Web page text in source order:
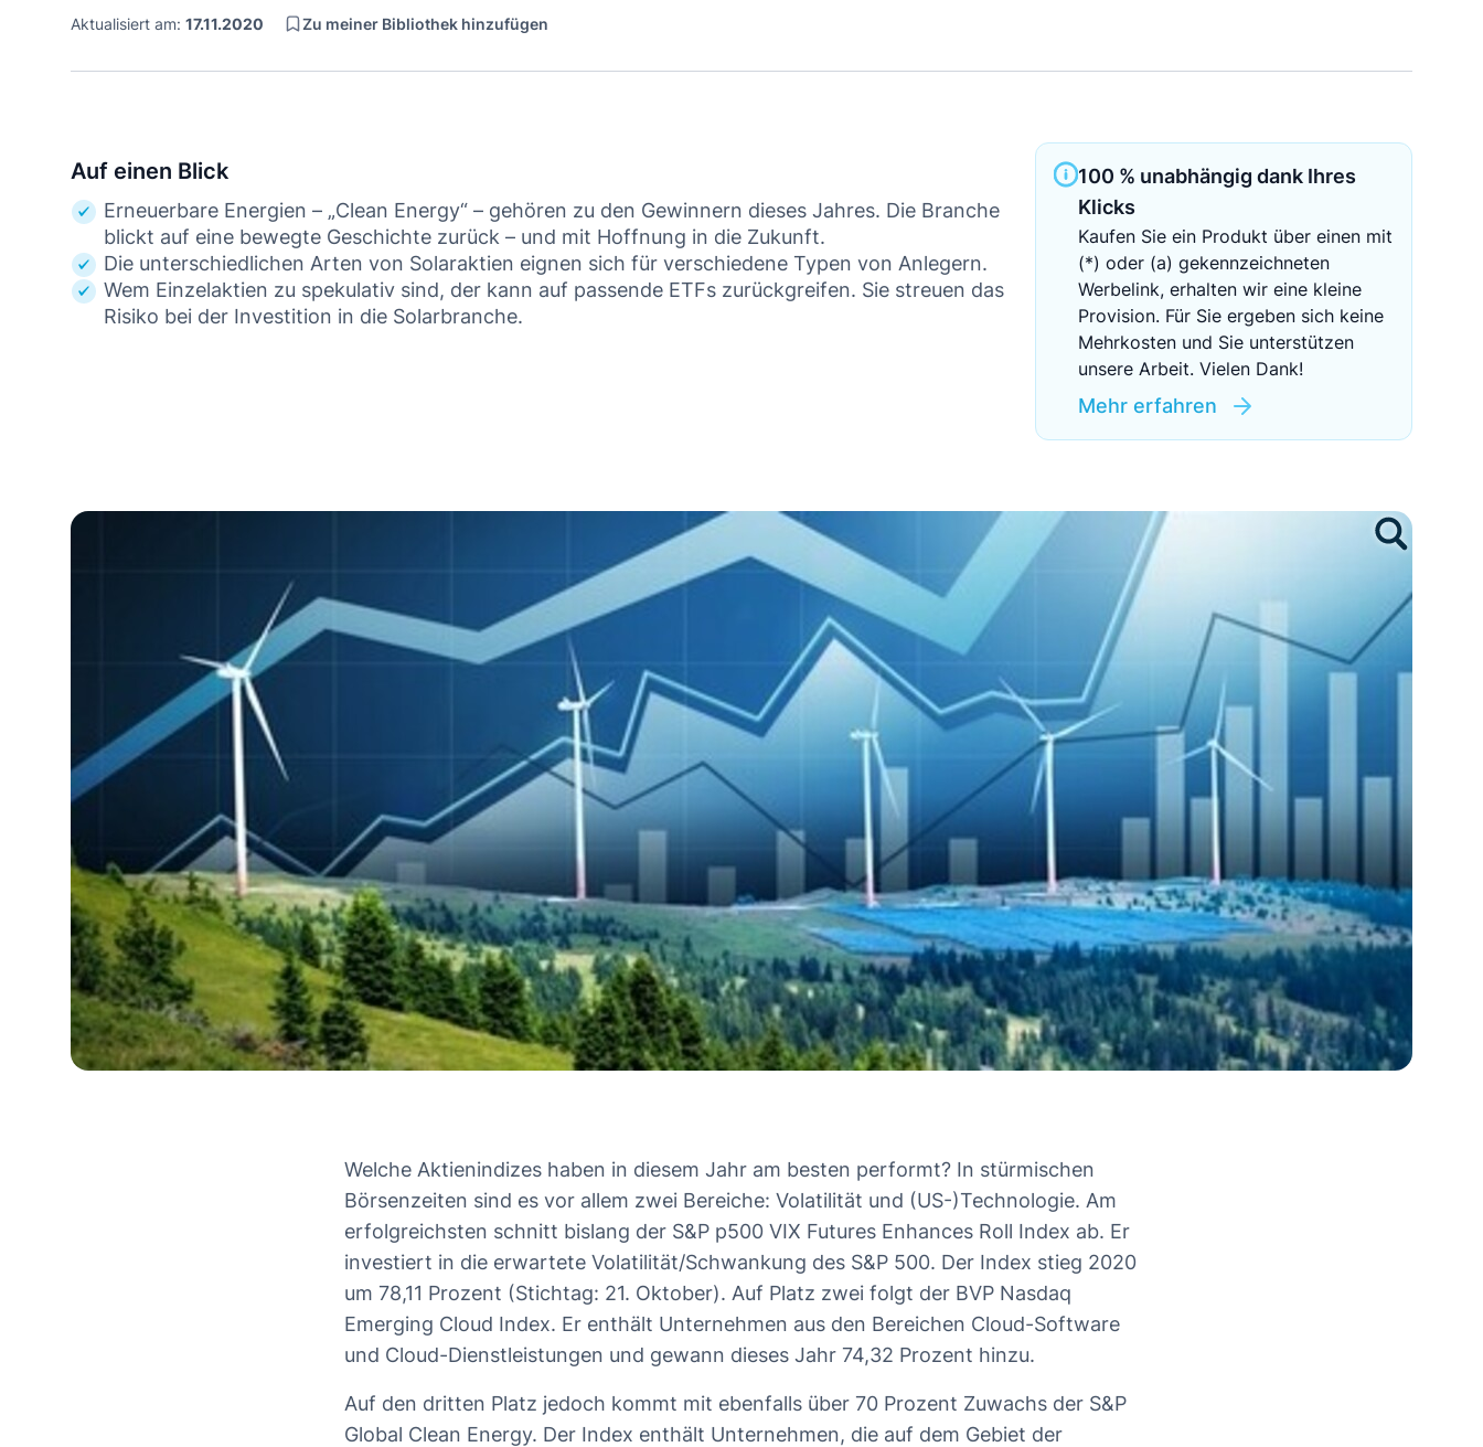
EZB-Leitzins
Aktualisiert am: 17.11.2020 Zu meiner Bibliothek hinzufügen
Auf einen Blick
Erneuerbare Energien – „Clean Energy“ – gehören zu den Gewinnern dieses Jahres. Die Branche
blickt auf eine bewegte Geschichte zurück – und mit Hoffnung in die Zukunft.
Die unterschiedlichen Arten von Solaraktien eignen sich für verschiedene Typen von Anlegern.
Wem Einzelaktien zu spekulativ sind, der kann auf passende ETFs zurückgreifen. Sie streuen das
Risiko bei der Investition in die Solarbranche.
100 % unabhängig dank Ihres
Klicks
Kaufen Sie ein Produkt über einen mit
(*) oder (a) gekennzeichneten
Werbelink, erhalten wir eine kleine
Provision. Für Sie ergeben sich keine
Mehrkosten und Sie unterstützen
unsere Arbeit. Vielen Dank!
Mehr erfahren
Welche Aktienindizes haben in diesem Jahr am besten performt? In stürmischen
Börsenzeiten sind es vor allem zwei Bereiche: Volatilität und (US-)Technologie. Am
erfolgreichsten schnitt bislang der S&P p500 VIX Futures Enhances Roll Index ab. Er
investiert in die erwartete Volatilität/Schwankung des S&P 500. Der Index stieg 2020
um 78,11 Prozent (Stichtag: 21. Oktober). Auf Platz zwei folgt der BVP Nasdaq
Emerging Cloud Index. Er enthält Unternehmen aus den Bereichen Cloud-Software
und Cloud-Dienstleistungen und gewann dieses Jahr 74,32 Prozent hinzu.
Auf den dritten Platz jedoch kommt mit ebenfalls über 70 Prozent Zuwachs der S&P
Global Clean Energy. Der Index enthält Unternehmen, die auf dem Gebiet der